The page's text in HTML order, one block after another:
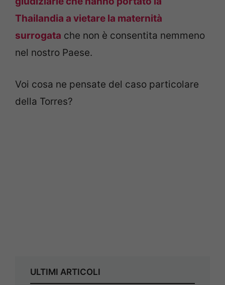
Thailandia a vietare la maternità
surrogata che non è consentita nemmeno
nel nostro Paese.
Voi cosa ne pensate del caso particolare
della Torres?
ULTIMI ARTICOLI